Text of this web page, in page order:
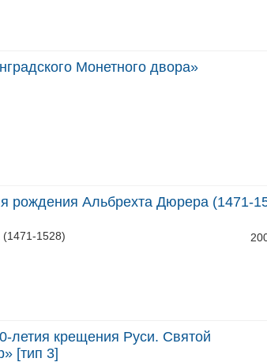
Монетного двора»
рождения Альбрехта Дюрера (1471-
1528)
летия крещения Руси. Святой
[тип 3]